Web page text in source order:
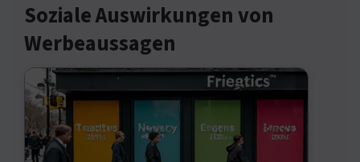
Soziale Auswirkungen von
Werbeaussagen